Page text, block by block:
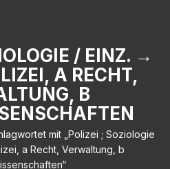
/ EINZ. →
A RECHT,
B
mit „Polizei ; Soziologie
a Recht, Verwaltung, b